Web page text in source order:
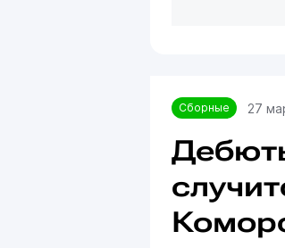
Сборные 27